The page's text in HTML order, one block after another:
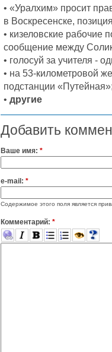
• «Уралхим» просит
в Воскресенске,
• кизеловские рабочие
сообщение между
• голосуй за учителя -
• на 53-километровой
подстанции
• другие
Добавить
Ваше имя: *
e-mail: *
Содержимое этого поля является
Комментарий: *